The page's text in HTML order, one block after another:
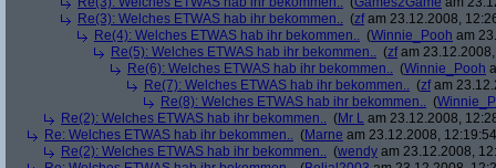
Re(3): Welches ETWAS hab ihr bekommen.. (zfam 23.12.2008,
Re(4): Welches ETWAS hab ihr bekommen.. (Winnie_Pooh am
Re(5): Welches ETWAS hab ihr bekommen.. (zfam
Re(6): Welches ETWAS hab ihr bekommen.. (Winnie_Pooh
Re(7): Welches ETWAS hab ihr bekommen.. (zfam
Re(8): Welches ETWAS hab ihr bekommen.. (
Re(2): Welches ETWAS hab ihr bekommen.. (Mr L am 23.12.2008,
Re: Welches ETWAS hab ihr bekommen.. (Marne am 23.12.2008,
Re(2): Welches ETWAS hab ihr bekommen.. (wendy am 23.12.2008,